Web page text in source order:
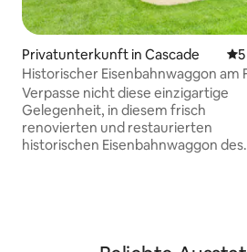
Privatunterkunft in Cascade
Historischer Eisenbahnwaggon am
Verpasse nicht diese einzigartige
Gelegenheit, in diesem frisch
renovierten und restaurierten
historischen Eisenbahnwaggon des